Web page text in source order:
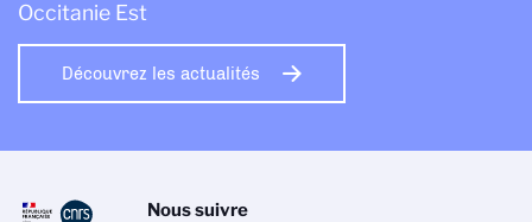
Occitanie Est
Découvrez les actualités
Nous suivre